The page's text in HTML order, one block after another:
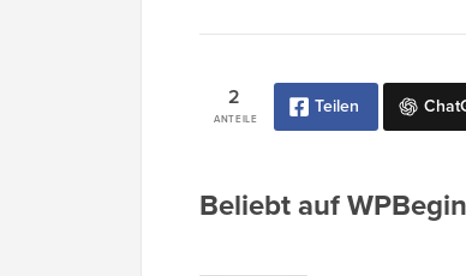
ANTEILE
2 Teilen
Beliebt auf